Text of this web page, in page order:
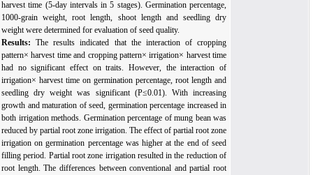
harvest time (5-day intervals in 5 stages). Germination percentage,
1000-grain weight, root length, shoot length and seedling dry
weight were determined for evaluation of seed quality.
Results:The results indicated that the interaction of cropping
pattern× harvest time and cropping pattern× irrigation× harvest time
had no significant effect on traits. However, the interaction of
irrigation× harvest time on germination percentage, root length and
seedling dry weight was significant (P≤0.01). With increasing
growth and maturation of seed, germination percentage increased in
both irrigation methods. Germination percentage of mung bean was
reduced by partial root zone irrigation. The effect of partial root zone
irrigation on germination percentage was higher at the end of seed
filling period. Partial root zone irrigation resulted in the reduction of
root length. The differences between conventional and partial root